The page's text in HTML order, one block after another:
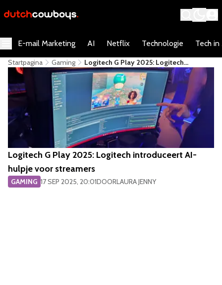
E-mail Marketing AI Netflix Technologie Tech in
Startpagina Gaming
Logitech G Play 2025: Logitech
Introduceert AI-Hulpje Voor Streamers
Logitech G Play 2025: Logitech introduceert AI-
hulpje voor streamers
GAMING 17 SEP 2025, 20:01DOORLAURA JENNY